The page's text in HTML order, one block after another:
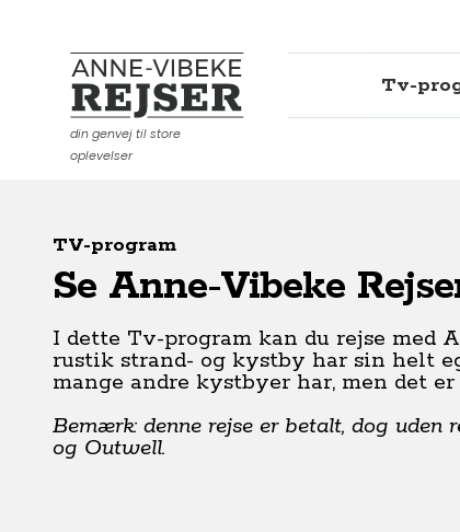
Anne-Vibeke Rejser
din genvej til store
oplevelser
Tv-
TV-program
Se Anne-Vibeke
I dette Tv-program kan du rejse med
rustik strand- og kystby har sin helt
mange andre kystbyer har, men det
Bemærk: denne rejse er betalt, dog uden
og Outwell.